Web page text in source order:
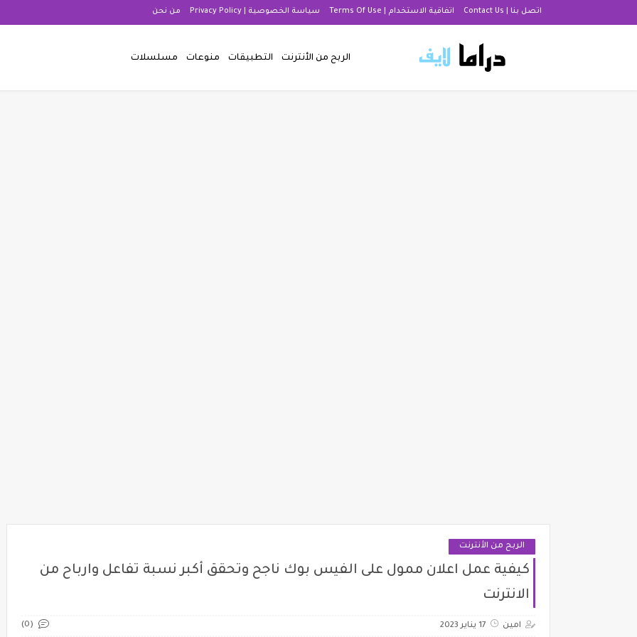
اتصل بنا | Contact Us اتفاقية الاستخدام | Terms Of Use سياسة الخصوصية | Privacy Policy من نحن
الربح من الأنترنت التطبيقات منوعات مسلسلات
الربح من الأنترنت
كيفية عمل اعلان ممول على الفيس بوك ناجح وتحقق أكبر نسبة تفاعل وارباح من
الانترنت
امين 17 يناير 2023 (0)